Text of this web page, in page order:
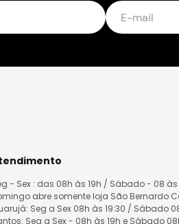
- Sex : das 08h às 19h / Sábado - 08 às
abre somente loja São Bernardo
Seg a Sex 08h às 19:30 / Sábado
Seg a Sex - 08h às 19h e Sábado